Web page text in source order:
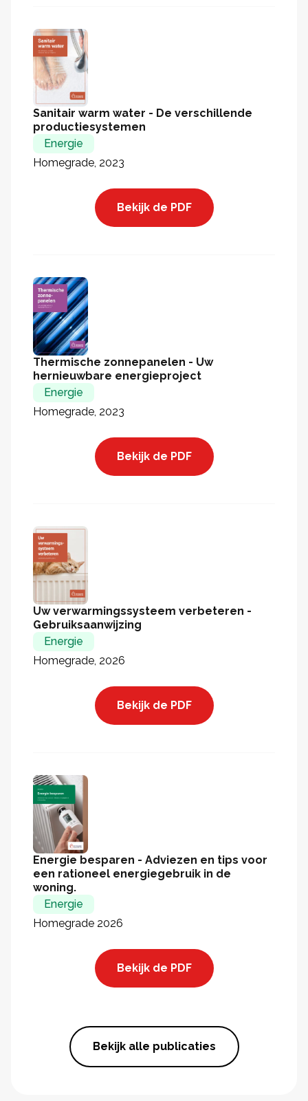
Sanitair warm water - De verschillende
productiesystemen
Energie
Homegrade, 2023
Bekijk de PDF
Thermische zonnepanelen - Uw
hernieuwbare energieproject
Energie
Homegrade, 2023
Bekijk de PDF
Uw verwarmingssysteem verbeteren -
Gebruiksaanwijzing
Energie
Homegrade, 2026
Bekijk de PDF
Energie besparen - Adviezen en tips voor
een rationeel energiegebruik in de
woning.
Energie
Homegrade 2026
Bekijk de PDF
Bekijk alle publicaties